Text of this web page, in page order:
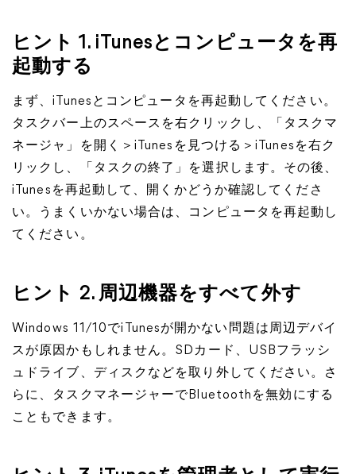
ヒント 1. iTunesとコンピュータを再
起動する
まず、iTunesとコンピュータを再起動してください。
タスクバー上のスペースを右クリックし、「タスクマ
ネージャ」を開く＞iTunesを見つける＞iTunesを右ク
リックし、「タスクの終了」を選択します。その後、
iTunesを再起動して、開くかどうか確認してくださ
い。うまくいかない場合は、コンピュータを再起動し
てください。
ヒント 2. 周辺機器をすべて外す
Windows 11/10でiTunesが開かない問題は周辺デバイ
スが原因かもしれません。SDカード、USBフラッシ
ュドライブ、ディスクなどを取り外してください。さ
らに、タスクマネージャーでBluetoothを無効にする
こともできます。